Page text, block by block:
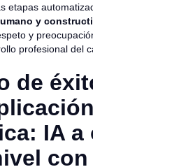
etapas automatizadas, ofrece
y constructivo
y preocupación genuina
profesional del candidato.
de éxito y
IA a otro
con